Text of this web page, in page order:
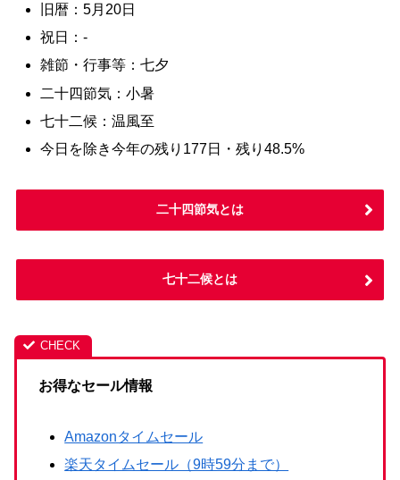
旧暦：5月20日
祝日：-
雑節・行事等：七夕
二十四節気：小暑
七十二候：温風至
今日を除き今年の残り177日・残り48.5%
二十四節気とは
七十二候とは
お得なセール情報
Amazonタイムセール
楽天タイムセール（9時59分まで）